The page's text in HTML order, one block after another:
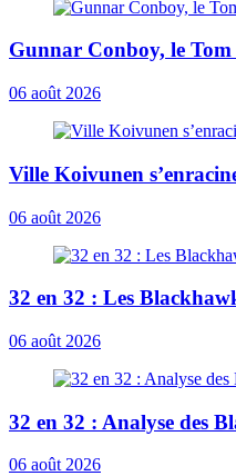
Gunnar Conboy, le Tom
06 août 2026
Ville Koivunen
06 août 2026
32 en 32 : Les
06 août 2026
32 en 32 : Analyse des
06 août 2026